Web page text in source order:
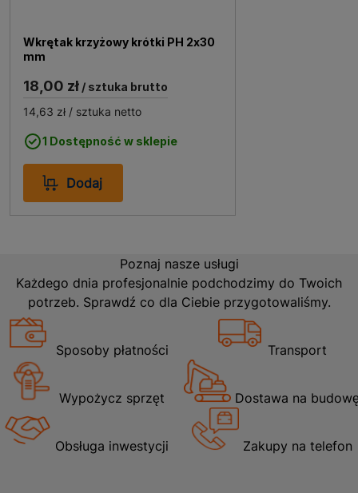
Wkrętak płaski SL krótki 6,5x30 mm znajduje szerokie
zastosowanie zarówno w profesjonalnych warsztatach,
jak i w domowych naprawach. Doskonale sprawdza się
przy montażu i demontażu elementów, które wymagają
umożliwia pracę w ciasnych przestrzeniach, co czyni
go niezastąpionym narzędziem w skrzynce każdego
Wkrętak krzyżowy krótki PH 2x30
mm
18,00 zł / sztuka brutto
14,63 zł / sztuka netto
1 Dostępność w sklepie
Dodaj
Poznaj nasze usługi
Każdego dnia profesjonalnie podchodzimy do Twoich
potrzeb. Sprawdź co dla Ciebie przygotowaliśmy.
Sposoby płatności Transport
Wypożycz sprzęt Dostawa na
Obsługa inwestycji Zakupy na telefon